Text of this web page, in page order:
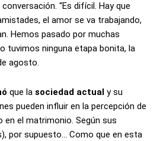
“Es difícil. Hay que
el amor se va trabajando,
Hemos pasado por muchas
tuvimos ninguna etapa bonita, la
agosto.
que la sociedad actual y su
pueden influir en la percepción de
en el matrimonio. Según sus
por supuesto… Como que en esta